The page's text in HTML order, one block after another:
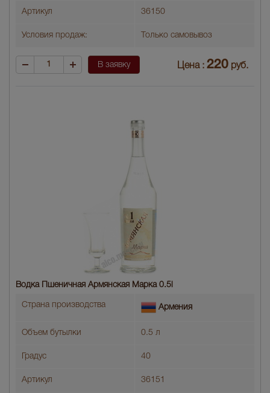
Артикул 36150
Условия продаж: Только самовывоз
В заявку Цена : 220 руб.
Водка Пшеничная Армянская Марка 0.5l
Страна производства Армения
Объем бутылки 0.5 л
Градус 40
Артикул 36151